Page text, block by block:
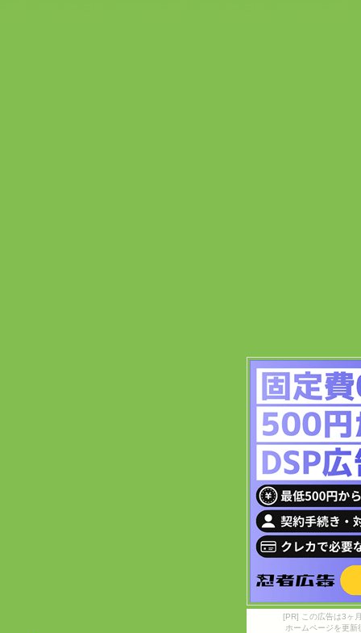
[PR] この広告は3ヶ
ホームページを更